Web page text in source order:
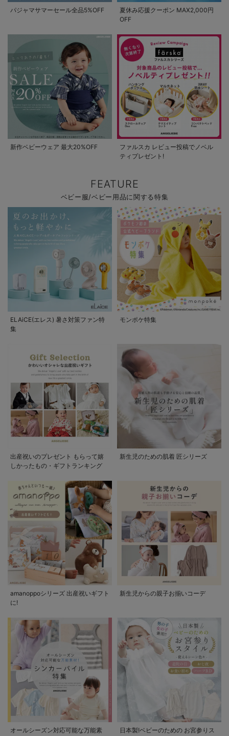
パジャマサマーセール全品5%OFF
夏休み応援クーポン MAX2,000円
OFF
新作ベビーウェア 最大20%OFF
ファルスカ レビュー投稿でノベル
ティプレゼント!
FEATURE
ベビー服/ベビー用品に関する特集
ELAiCE(エレス) 暑さ対策ファン特
集
モンポケ特集
出産祝いのプレゼント もらって嬉
しかったもの・ギフトランキング
新生児のための肌着 匠シリーズ
amanoppoシリーズ 出産祝いギフト
に!
新生児からの親子お揃いコーデ
オールシーズン対応可能な万能素
日本製!ベビーのための お宮参りス